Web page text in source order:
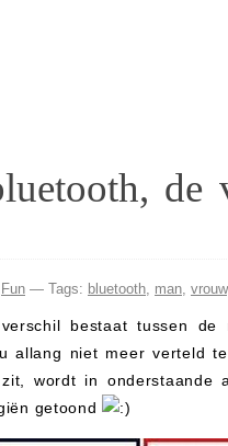
de
Fun — Tags: bluetooth man vrouw
bestaat tussen de
allang niet meer verteld
wordt in onderstaande
getoond